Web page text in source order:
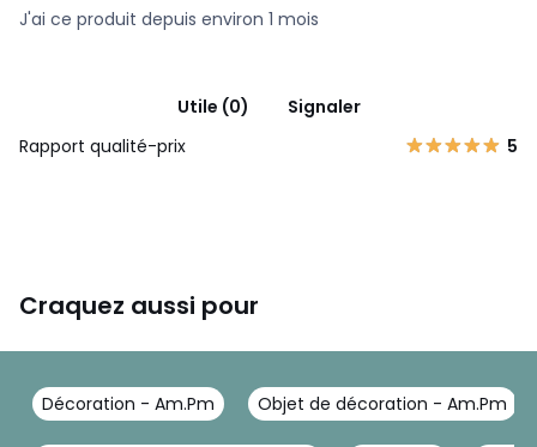
J'ai ce produit depuis environ 1 mois
Utile (0)
Signaler
Rapport qualité-prix
5
Craquez aussi pour
Décoration - Am.Pm Objet de décoration - Am.Pm